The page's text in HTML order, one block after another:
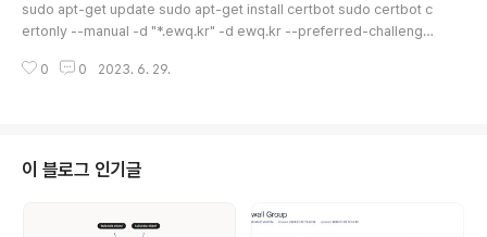
sudo apt-get update sudo apt-get install certbot sudo certbot c
ertonly --manual -d "*.ewq.kr" -d ewq.kr --preferred-challenges
그러면 DNS TXT 설정을 요구할것이고 DNS설정하는곳에가서 설정 나는 클
면 발급된다. 다만 발급후 메시..
0 0 2023. 6. 29.
이 블로그 인기글